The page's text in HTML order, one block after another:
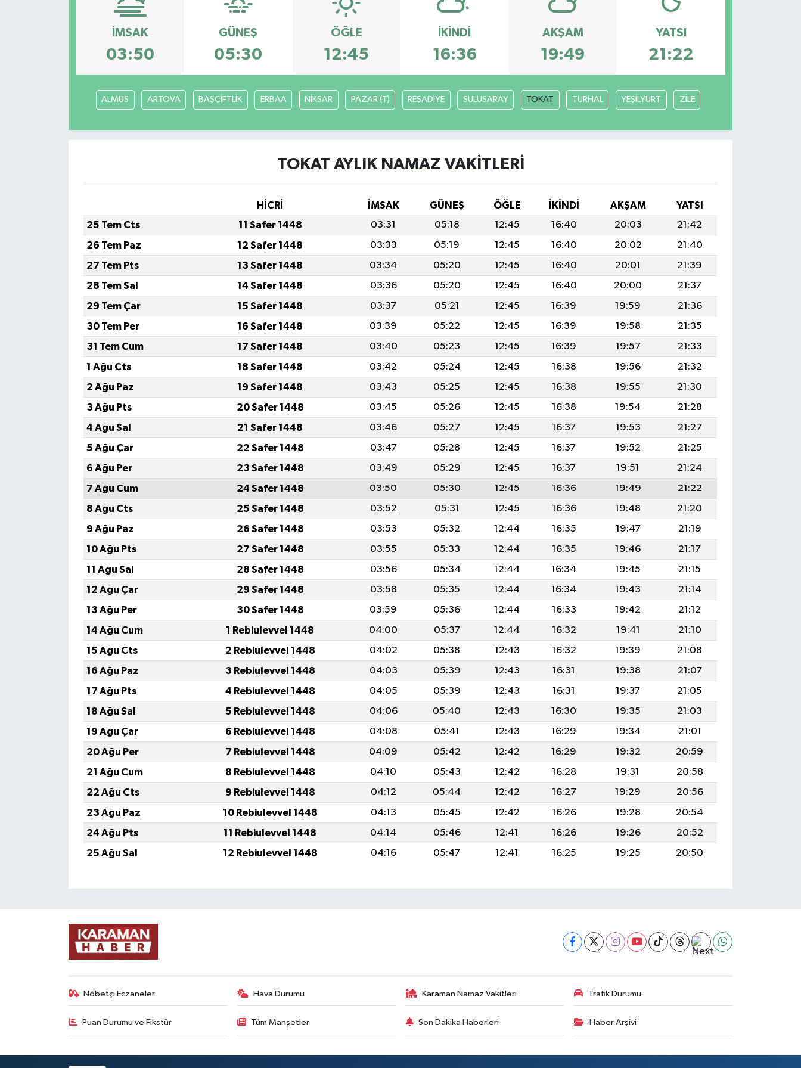
İMSAK
03:50
GÜNEŞ
05:30
ÖĞLE
12:45
İKINDI
16:36
AKŞAM
19:49
YATSI
21:22
ALMUS ARTOVA BAŞÇİFTLİK ERBAA NİKSAR PAZAR (T) REŞADİYE SULUSARAY TOKAT TURHAL YEŞİLYURT ZİLE
TOKAT AYLIK NAMAZ VAKITLERI
HİCRİ İMSAK GÜNEŞ ÖĞLE İKINDI AKŞAM
YATSI
25 Tem Cts
11 Safer 1448 03:31 05:18 12:45 16:40 20:03
21:42
26 Tem Paz
12 Safer 1448 03:33 05:19 12:45 16:40 20:02
21:40
27 Tem Pts
13 Safer 1448 03:34 05:20 12:45 16:40 20:01
21:39
28 Tem Sal
14 Safer 1448 03:36 05:20 12:45 16:40 20:00
21:37
29 Tem Çar
15 Safer 1448 03:37 05:21 12:45 16:39 19:59
21:36
30 Tem Per
16 Safer 1448 03:39 05:22 12:45 16:39 19:58
21:35
31 Tem Cum
17 Safer 1448 03:40 05:23 12:45 16:39 19:57
21:33
1 Ağu Cts
18 Safer 1448 03:42 05:24 12:45 16:38 19:56
21:32
2 Ağu Paz
19 Safer 1448 03:43 05:25 12:45 16:38 19:55
21:30
3 Ağu Pts
20 Safer 1448 03:45 05:26 12:45 16:38 19:54
21:28
4 Ağu Sal
21 Safer 1448 03:46 05:27 12:45 16:37 19:53
21:27
5 Ağu Çar
22 Safer 1448 03:47 05:28 12:45 16:37 19:52
21:25
6 Ağu Per
23 Safer 1448 03:49 05:29 12:45 16:37 19:51
21:24
7 Ağu Cum
24 Safer 1448 03:50 05:30 12:45 16:36 19:49
21:22
8 Ağu Cts
25 Safer 1448 03:52 05:31 12:45 16:36 19:48
21:20
9 Ağu Paz
26 Safer 1448 03:53 05:32 12:44 16:35 19:47
21:19
10 Ağu Pts
27 Safer 1448 03:55 05:33 12:44 16:35 19:46
21:17
11 Ağu Sal
28 Safer 1448 03:56 05:34 12:44 16:34 19:45
21:15
12 Ağu Çar
29 Safer 1448 03:58 05:35 12:44 16:34 19:43
21:14
13 Ağu Per
30 Safer 1448 03:59 05:36 12:44 16:33 19:42
21:12
14 Ağu Cum
1 Rebiulevvel 1448 04:00 05:37 12:44 16:32 19:41
21:10
15 Ağu Cts
2 Rebiulevvel 1448 04:02 05:38 12:43 16:32 19:39
21:08
16 Ağu Paz
3 Rebiulevvel 1448 04:03 05:39 12:43 16:31 19:38
21:07
17 Ağu Pts
4 Rebiulevvel 1448 04:05 05:39 12:43 16:31 19:37
21:05
18 Ağu Sal
5 Rebiulevvel 1448 04:06 05:40 12:43 16:30 19:35
21:03
19 Ağu Çar
6 Rebiulevvel 1448 04:08 05:41 12:43 16:29 19:34
21:01
20 Ağu Per
7 Rebiulevvel 1448 04:09 05:42 12:42 16:29 19:32
20:59
21 Ağu Cum
8 Rebiulevvel 1448 04:10 05:43 12:42 16:28 19:31
20:58
22 Ağu Cts
9 Rebiulevvel 1448 04:12 05:44 12:42 16:27 19:29
20:56
23 Ağu Paz
10 Rebiulevvel 1448 04:13 05:45 12:42 16:26 19:28
20:54
24 Ağu Pts
11 Rebiulevvel 1448 04:14 05:46 12:41 16:26 19:26
20:52
25 Ağu Sal
12 Rebiulevvel 1448 04:16 05:47 12:41 16:25 19:25 20:50
Nöbetçi Eczaneler Hava Durumu Karaman Namaz Vakitleri Trafik Durumu
Puan Durumu ve Fikstür Tüm Manşetler Son Dakika Haberleri Haber Arşivi